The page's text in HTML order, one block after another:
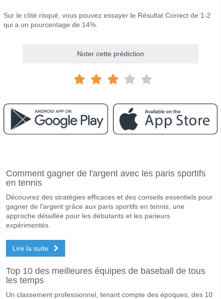
Sur le côté risqué, vous pouvez essayer le Résultat Correct de 1-2
qui a un pourcentage de 14%.
Noter cette prédiction
Le match entre Al-Shabab v Al Seeb 18 May 2026 16:20.
Al Seeb pour le Gagnant du match, avec une probabilité de 50%
Les deux équipes marqueront-elles dans le match Al-
Oui pour Les Deux Équipes Marquent, avec un pourcentage de 57%.
Quel sera le résultat correct attendu entre Al-Shabab v
Sur le côté risqué, vous pouvez essayer le Résultat Correct de 1-2
Comment gagner de l'argent avec les paris sportifs
en tennis
Découvrez des stratégies efficaces et des conseils essentiels pour
gagner de l'argent grâce aux paris sportifs en tennis, une
approche détaillée pour les débutants et les parieurs
expérimentés.
Lire la suite
Top 10 des meilleures équipes de baseball de tous
les temps
Un classement professionnel, tenant compte des époques, des 10